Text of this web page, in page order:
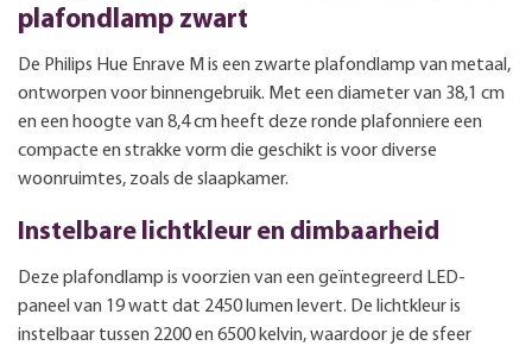
plafondlamp zwart
De Philips Hue Enrave M is een zwarte plafondlamp van metaal,
ontworpen voor binnengebruik. Met een diameter van 38,1 cm
en een hoogte van 8,4 cm heeft deze ronde plafonniere een
compacte en strakke vorm die geschikt is voor diverse
woonruimtes, zoals de slaapkamer.
Instelbare lichtkleur en dimbaarheid
Deze plafondlamp is voorzien van een geïntegreerd LED-
paneel van 19 watt dat 2450 lumen levert. De lichtkleur is
instelbaar tussen 2200 en 6500 kelvin, waardoor je de sfeer